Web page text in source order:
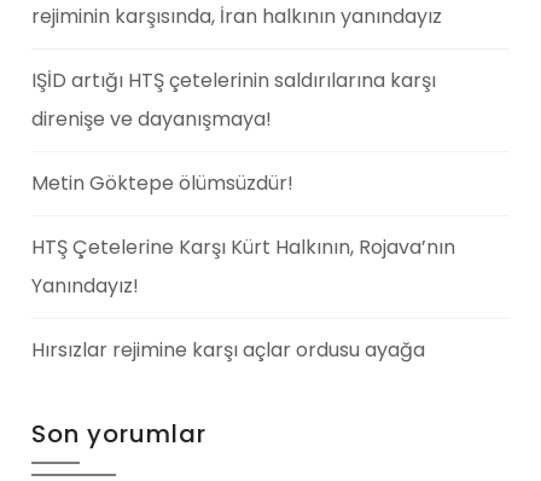
rejiminin karşısında, İran halkının yanındayız
IŞİD artığı HTŞ çetelerinin saldırılarına karşı
direnişe ve dayanışmaya!
Metin Göktepe ölümsüzdür!
HTŞ Çetelerine Karşı Kürt Halkının, Rojava’nın
Yanındayız!
Hırsızlar rejimine karşı açlar ordusu ayağa
Son yorumlar